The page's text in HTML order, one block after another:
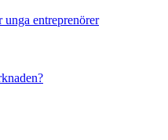
entreprenörer